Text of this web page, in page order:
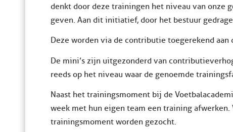
denkt door deze trainingen het niveau van onze
geven. Aan dit initiatief, door het bestuur
Deze worden via de contributie toegerekend
De mini’s zijn uitgezonderd van
reeds op het niveau waar de genoemde
Naast het trainingsmoment bij de
week met hun eigen team een training
trainingsmoment worden gezocht.